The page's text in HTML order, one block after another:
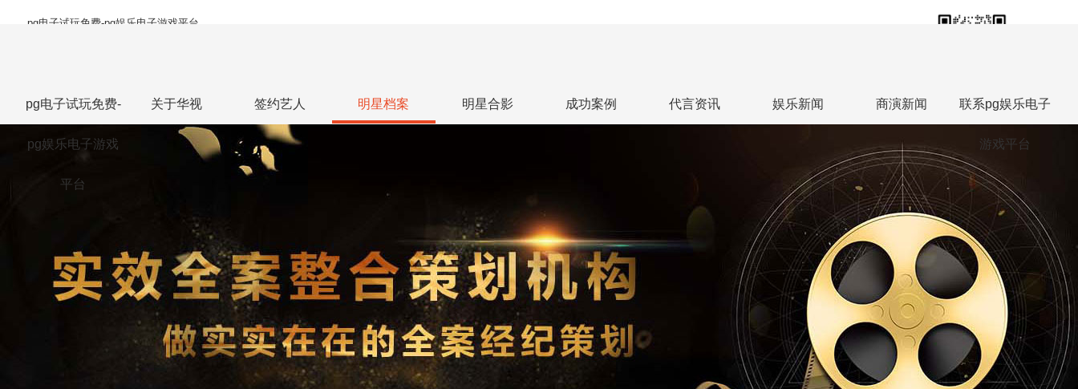
pg电子试玩免费-pg娱乐电子游戏平台
pg电子试玩免费-
pg娱乐电子游戏
平台
关于华视 签约艺人 明星档案 明星合影 成功案例 代言资讯 娱乐新闻 商演新闻 联系pg娱乐电子
游戏平台